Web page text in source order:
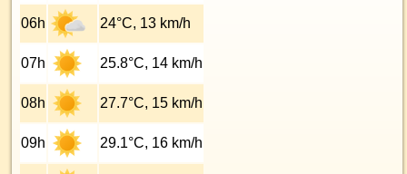
06h 24°C, 13 km/h
07h 25.8°C, 14 km/h
08h 27.7°C, 15 km/h
09h 29.1°C, 16 km/h